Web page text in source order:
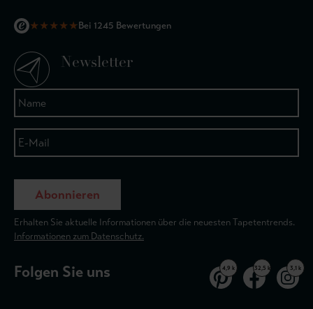
★★★★★Bei 1245 Bewertungen
Newsletter
Abonnieren
Erhalten Sie aktuelle Informationen über die neuesten Tapetentrends.
Informationen zum Datenschutz.
Folgen Sie uns 4,9 k 32,5 k 3,1 k